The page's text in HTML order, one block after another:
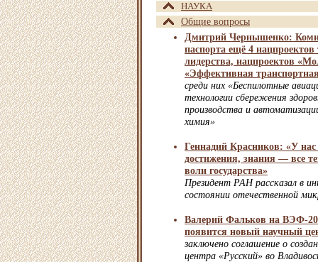
НАУКА
Общие вопросы
Дмитрий Чернышенко:
паспорта ещё 4 нацпроектов
лидерства, нацпроектов
«Эффективная
среди них «Беспилотные
технологии сбережения
производства и
химия»
Геннадий Красников: «У
достижения, знания — все
воли государства»
Президент РАН рассказал в
состоянии отечественной
Валерий Фальков на ВЭФ-
появится новый научный
заключено соглашение о
центра «Русский» во